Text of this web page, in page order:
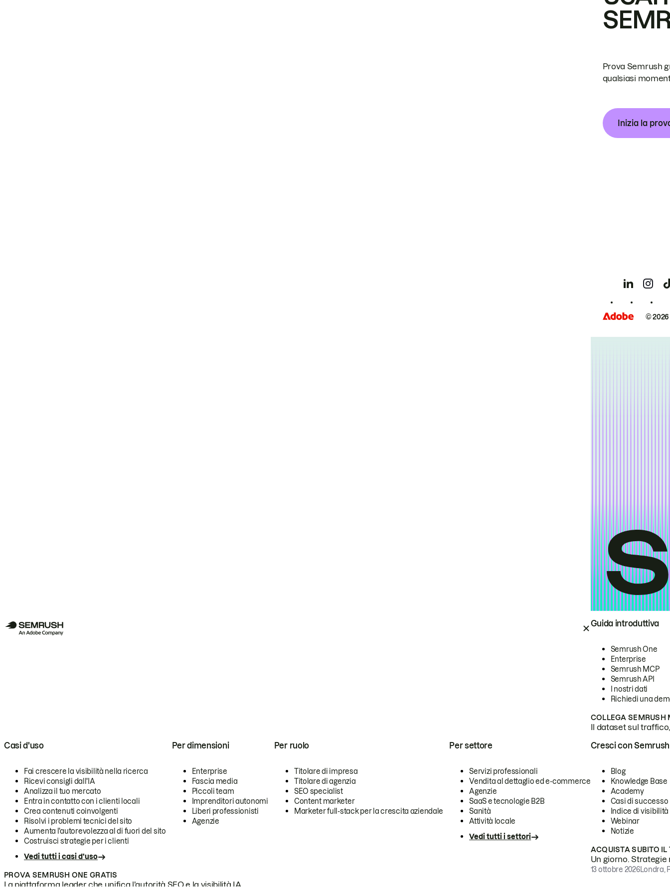
Guida introduttiva
Semrush One
Enterprise
Semrush MCP
Semrush API
I nostri dati
Richiedi una
COLLEGA SEMRUSH
Il dataset sul
Casi d'uso
Fai crescere la visibilità nella ricerca
Ricevi consigli dall'IA
Analizza il tuo mercato
Entra in contatto con i clienti locali
Crea contenuti coinvolgenti
Risolvi i problemi tecnici del sito
Aumenta l'autorevolezza al di fuori del sito
Costruisci strategie per i clienti
Vedi tutti i casi d'uso
Per dimensioni
Enterprise
Fascia media
Piccoli team
Imprenditori autonomi
Liberi professionisti
Agenzie
Per ruolo
Titolare di impresa
Titolare di agenzia
SEO specialist
Content marketer
Marketer full-stack per la crescita aziendale
Per settore
Servizi professionali
Vendita al dettaglio ed e-commerce
Agenzie
SaaS e tecnologie B2B
Sanità
Attività locale
Vedi tutti i settori
PROVA SEMRUSH ONE GRATIS
La piattaforma leader che unifica l'autorità SEO e la visibilità IA.
Cresci con Semrush
Blog
Knowledge Base
Academy
Casi di successo
Indice di visibilità
Webinar
Notizie
ACQUISTA SUBITO IL
Un giorno.
13 ottobre 2026Londra,
Prova Semrush
qualsiasi
Inizia la
©